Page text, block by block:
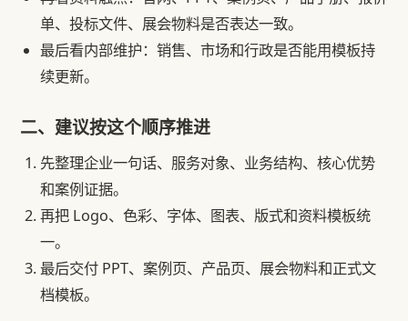
单、投标文件、展会物料是否表达一致。
最后看内部维护：销售、市场和行政是否能用模板持
续更新。
二、建议按这个顺序推进
先整理企业一句话、服务对象、业务结构、核心优势
和案例证据。
再把 Logo、色彩、字体、图表、版式和资料模板统
一。
最后交付 PPT、案例页、产品页、展会物料和正式文
档模板。